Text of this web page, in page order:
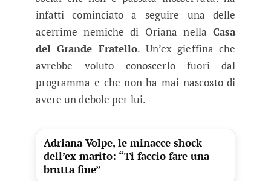
infatti cominciato a seguire una delle
acerrime nemiche di Oriana nellaCasa
del Grande Fratello. Un’ex gieffina che
avrebbe voluto conoscerlo fuori dal
programma e che non ha mai nascosto di
avere un debole per lui.
Adriana Volpe, le minacce shock
dell’ex marito: “Ti faccio fare una
brutta fine”